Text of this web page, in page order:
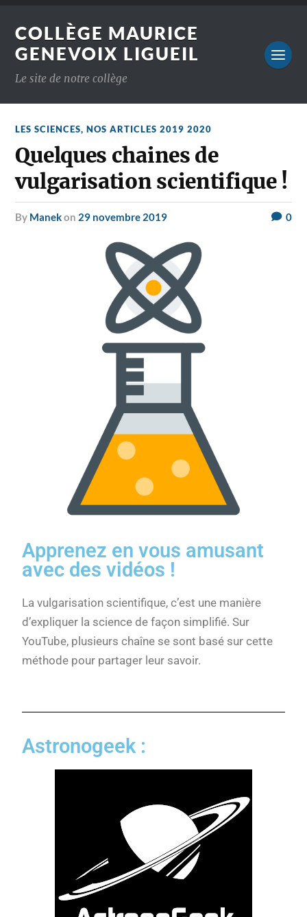
COLLÈGE MAURICE
GENEVOIX LIGUEIL
Le site de notre collège
LES SCIENCES,NOS ARTICLES 2019 2020
Quelques chaines de
vulgarisation scientifique !
by Manekon 29 novembre 2019 0
Apprenez en vous amusant
avec des vidéos !
La vulgarisation scientifique, c’est une manière
d’expliquer la science de façon simplifié. Sur
YouTube, plusieurs chaîne se sont basé sur cette
méthode pour partager leur savoir.
Astronogeek :